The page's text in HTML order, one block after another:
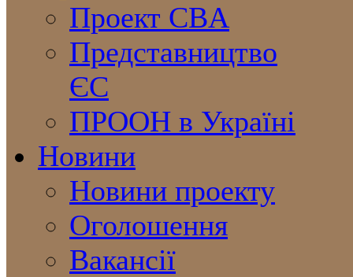
Проект CBA
Представництво
ЄС
ПРООН в Україні
Новини
Новини проекту
Оголошення
Вакансії